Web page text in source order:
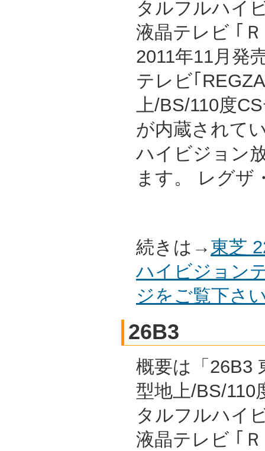
タルフルハイ
液晶テレビ ｢
2011年11月発
テレビ｢
上/BS/110度
が内蔵されて
ハイビジョン
ます。 レグザ
続きは→ 東芝
ハイビジョン
ジをご覧下さ
26B3
概要は「26B3
型地上/BS/110
タルフルハイ
液晶テレビ ｢